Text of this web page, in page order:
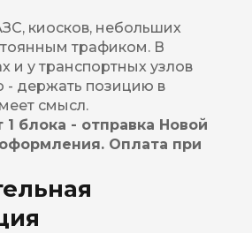
киосков, небольших
трафиком. В
и у транспортных узлов
- держать позицию в
смысл.
1 блока - отправка Новой
Оплата при